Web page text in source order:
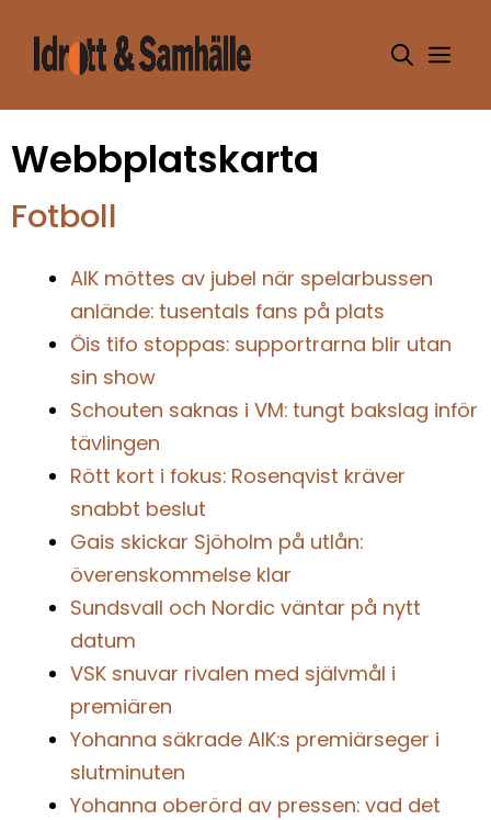
innehåll
Webbplatskarta
Fotboll
AIK möttes av jubel när spelarbussen
anlände: tusentals fans på plats
Öis tifo stoppas: supportrarna blir utan
sin show
Schouten saknas i VM: tungt bakslag inför
tävlingen
Rött kort i fokus: Rosenqvist kräver
snabbt beslut
Gais skickar Sjöholm på utlån:
överenskommelse klar
Sundsvall och Nordic väntar på nytt
datum
VSK snuvar rivalen med självmål i
premiären
Yohanna säkrade AIK:s premiärseger i
slutminuten
Yohanna oberörd av pressen: vad det